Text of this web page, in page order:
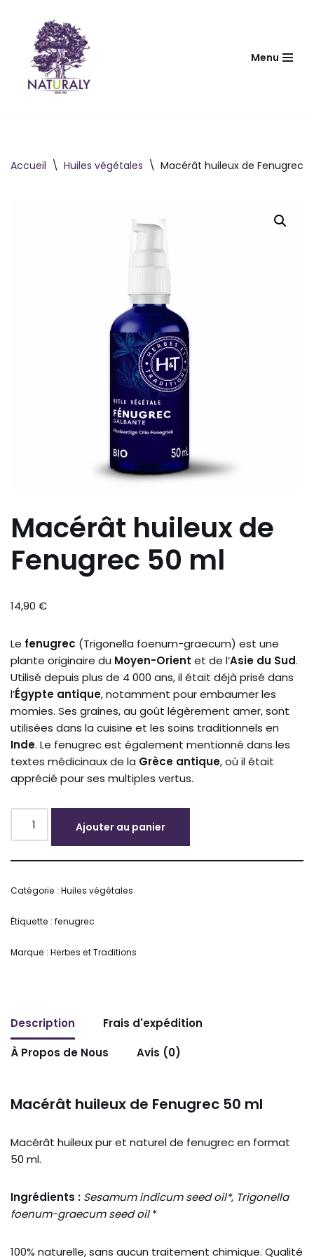
contenu
Menu
Accueil \ Huiles végétales \ Macérât huileux de Fenugrec
Macérât huileux de
Fenugrec 50 ml
14,90 €
Le fenugrec (Trigonella foenum-graecum) est une
plante originaire du Moyen-Orient et de l’Asie du Sud.
Utilisé depuis plus de 4 000 ans, il était déjà prisé dans
l’Égypte antique, notamment pour embaumer les
momies. Ses graines, au goût légèrement amer, sont
utilisées dans la cuisine et les soins traditionnels en
Inde. Le fenugrec est également mentionné dans les
textes médicinaux de la Grèce antique, où il était
apprécié pour ses multiples vertus.
Ajouter au panier
Catégorie : Huiles végétales
Étiquette : fenugrec
Marque : Herbes et Traditions
Description
Frais d'expédition
À Propos de Nous
Avis (0)
Macérât huileux de Fenugrec 50 ml
Macérât huileux pur et naturel de fenugrec en format
50 ml.
Ingrédients : Sesamum indicum seed oil*, Trigonella
foenum-graecum seed oil*
100% naturelle, sans aucun traitement chimique. Qualité